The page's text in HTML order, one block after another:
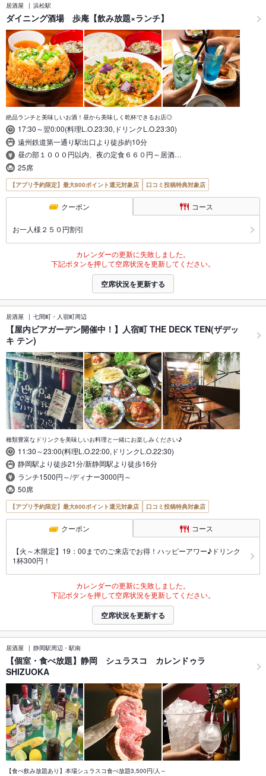
居酒屋 浜松駅
ダイニング酒場 歩庵【飲み放題×ランチ】
絶品ランチと美味しいお酒！昼から美味しく乾杯できるお店◎
17:30～翌0:00(料理L.O.23:30,ドリンクL.O.23:30)
遠州鉄道第一通り駅出口より徒歩約10分
昼の部１０００円以内、夜の定食６６０円～居酒…
25席
【アプリ予約限定】最大800ポイント還元対象店 口コミ投稿特典対象店
クーポン コース
お一人様２５０円割引
カレンダーの更新に失敗しました。
下記ボタンを押して空席状況を更新してください。
空席状況を更新する
居酒屋 七間町・人宿町周辺
【屋内ビアガーデン開催中！】人宿町 THE DECK TEN(ザデッ
キ テン)
種類豊富なドリンクを美味しいお料理と一緒にお楽しみください♪
11:30～23:00(料理L.O.22:00,ドリンクL.O.22:30)
静岡駅より徒歩21分/新静岡駅より徒歩16分
ランチ1500円～/ディナー3000円～
50席
【アプリ予約限定】最大800ポイント還元対象店 口コミ投稿特典対象店
クーポン コース
【火～木限定】19：00までのご来店でお得！ハッピーアワー♪ドリンク
1杯300円！
カレンダーの更新に失敗しました。
下記ボタンを押して空席状況を更新してください。
空席状況を更新する
居酒屋 静岡駅周辺・駅南
【個室・食べ放題】静岡 シュラスコ カレンドゥラ
SHIZUOKA
【食べ飲み放題あり】本場シュラスコ食べ放題3,500円/人～